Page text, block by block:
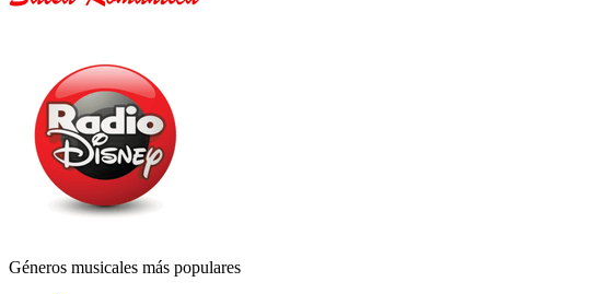
Géneros musicales más populares